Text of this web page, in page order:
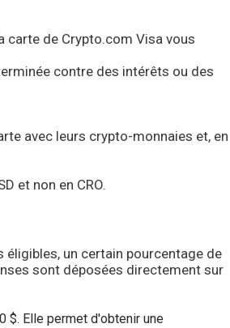
carte de Crypto.com Visa vous
contre des intérêts ou des
avec leurs crypto-monnaies et, en
et non en CRO.
un certain pourcentage de
sont déposées directement sur
$. Elle permet d'obtenir une